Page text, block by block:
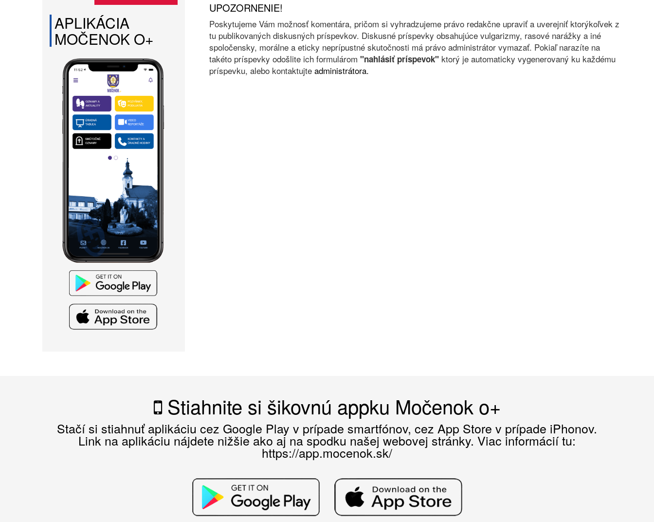
UPOZORNENIE!
Poskytujeme Vám možnosť komentára, pričom si vyhradzujeme právo redakčne upraviť a uverejniť ktorýkoľvek z
tu publikovaných diskusných príspevkov. Diskusné príspevky obsahujúce vulgarizmy, rasové narážky a iné
spoločensky, morálne a eticky neprípustné skutočnosti má právo administrátor vymazať. Pokiaľ narazíte na
takéto príspevky odošlite ich formulárom "nahlásiť príspevok"ktorý je automaticky vygenerovaný ku každému
príspevku, alebo kontaktujte administrátora.
APLIKÁCIA
MOČENOK O+
Stiahnite si šikovnú appku Močenok o+
Stačí si stiahnuť aplikáciu cez Google Play v prípade smartfónov, cez App Store v prípade iPhonov.
Link na aplikáciu nájdete nižšie ako aj na spodku našej webovej stránky. Viac informácií tu:
https://app.mocenok.sk/